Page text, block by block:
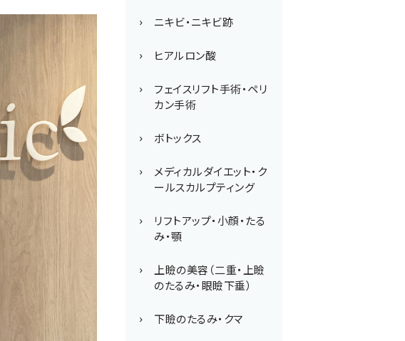
ニキビ・ニキビ跡
ヒアルロン酸
フェイスリフト手術・ペリ
カン手術
ボトックス
メディカルダイエット・ク
ールスカルプティング
リフトアップ・小顔・たる
み・顎
上瞼の美容（二重・上瞼
のたるみ・眼瞼下垂）
下瞼のたるみ・クマ